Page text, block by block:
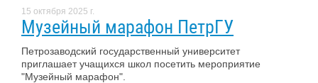
15 октября 2025 г.
Музейный марафон ПетрГУ
Петрозаводский государственный университет
приглашает учащихся школ посетить мероприятие
"Музейный марафон".